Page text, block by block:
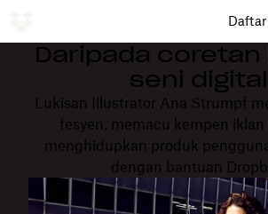
Daripada coretan
seni digital
Lukisan Illustrator Ana Strumpf
fesyen, memacu kempen iklan
menghidupkan produk
dengan bantuan